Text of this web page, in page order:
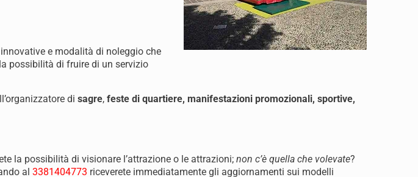
e modalità di noleggio che
possibilità di fruire di un servizio
di sagre, feste di quartiere, manifestazioni promozionali, sportive,
la possibilità di visionare l’attrazione o le attrazioni; non c’è quella che volevate?
al 3381404773 riceverete immediatamente gli aggiornamenti sui modelli